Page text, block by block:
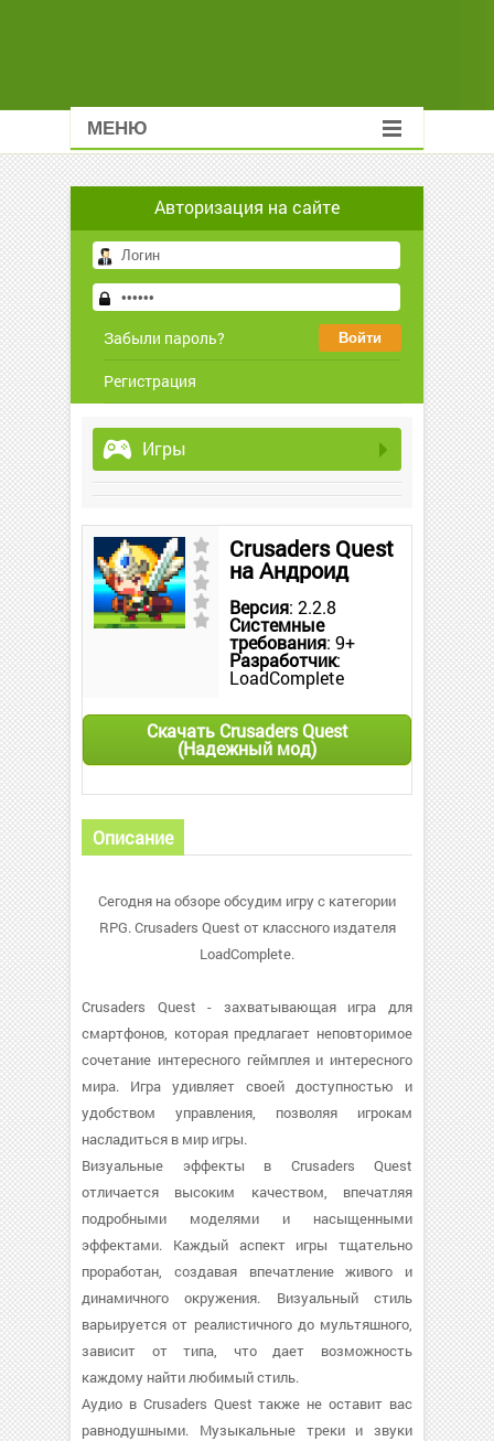
МЕНЮ
Авторизация на сайте
Забыли пароль?
Регистрация
Игры
Crusaders Quest
на Андроид
Версия: 2.2.8
Системные
требования: 9+
Разработчик:
LoadComplete
Скачать Crusaders Quest
(Надежный мод)
Описание
Сегодня на обзоре обсудим игру с категории
RPG. Crusaders Quest от классного издателя
LoadComplete.
Crusaders Quest - захватывающая игра для
смартфонов, которая предлагает неповторимое
сочетание интересного геймплея и интересного
мира. Игра удивляет своей доступностью и
удобством управления, позволяя игрокам
насладиться в мир игры.
Визуальные эффекты в Crusaders Quest
отличается высоким качеством, впечатляя
подробными моделями и насыщенными
эффектами. Каждый аспект игры тщательно
проработан, создавая впечатление живого и
динамичного окружения. Визуальный стиль
варьируется от реалистичного до мультяшного,
зависит от типа, что дает возможность
каждому найти любимый стиль.
Аудио в Crusaders Quest также не оставит вас
равнодушными. Музыкальные треки и звуки